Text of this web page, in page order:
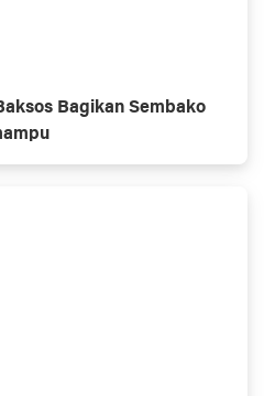
Bagikan Sembako